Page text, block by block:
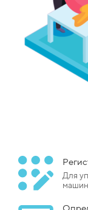
Для